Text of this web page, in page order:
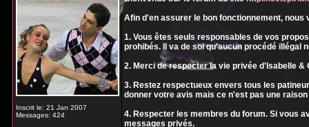
Inscrit le: 21 Jan 2007
Messages: 424
Afin d'en assurer le bon fonctionnement,
1. Vous êtes seuls responsables de vos
prohibés. Il va de soi qu'aucun procédé illégal
2. Merci de respecter la vie privée d'Isabelle &
3. Restez respectueux envers tous les
donner votre avis mais ce n'est pas une
4. Respecter les membres du forum. Si vous
messages privés.